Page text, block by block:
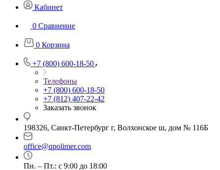
Кабинет
0 Сравнение
0 Корзина
+7 (800) 600-18-50
Телефоны
+7 (800) 600-18-50
+7 (812) 407-22-42
Заказать звонок
198326, Санкт-Петербург г, Волхонское ш, дом № 116Б
office@qpolimer.com
Пн. – Пт.: с 9:00 до 18:00